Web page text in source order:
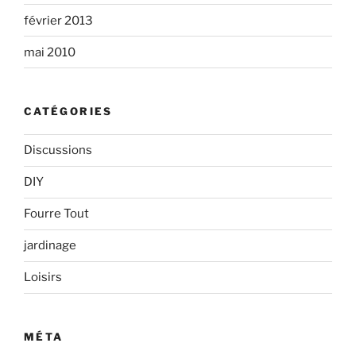
février 2013
mai 2010
CATÉGORIES
Discussions
DIY
Fourre Tout
jardinage
Loisirs
MÉTA